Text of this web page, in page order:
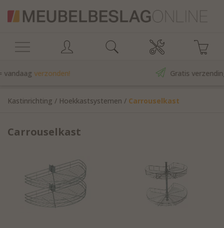
Gratis verzending vanaf €149*
Kastinrichting / Hoekkastsystemen / Carrouselkast
Carrouselkast